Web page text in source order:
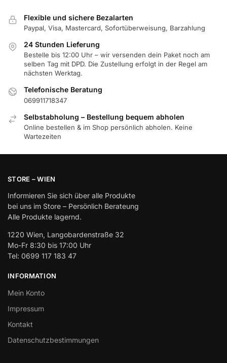
Flexible und sichere Bezalarten
Paypal, Visa, Mastercard, Sofortüberweisung, Barzahlung
24 Stunden Lieferung
Bestelle bis 12:00 Uhr – wir versenden dein Paket noch am
selben Tag mit DPD. Die Zustellung erfolgt in der Regel am
nächsten Werktag.
Telefonische Beratung
069911718347
Selbstabholung – Bestellung bequem abholen
Online bestellen & im Shop persönlich abholen. Keine
Wartezeiten
STORE – WIEN
Informieren Sie sich über alle Produkte
bei uns im Store – Persönlich Berateung
Alle Produkte lagernd.
1220 Wien, Langobardenstraße 32
Mo-Fr 8:30 bis 17:00 Uhr
Tel: 0699 117 183 47
INFORMATION
Mein Konto
Impressum
Kontakt
Datenschutzbestimmungen